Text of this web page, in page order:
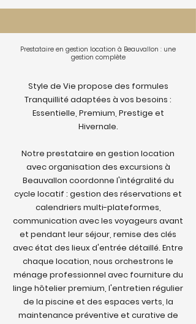
Prestataire en gestion location à Beauvallon : une
gestion complète
Style de Vie propose des formules
Tranquillité adaptées à vos besoins :
Essentielle, Premium, Prestige et
Hivernale.
Notre prestataire en gestion location
avec organisation des excursions à
Beauvallon coordonne l'intégralité du
cycle locatif : gestion des réservations et
calendriers multi-plateformes,
communication avec les voyageurs avant
et pendant leur séjour, remise des clés
avec état des lieux d'entrée détaillé. Entre
chaque location, nous orchestrons le
ménage professionnel avec fourniture du
linge hôtelier premium, l'entretien régulier
de la piscine et des espaces verts, la
maintenance préventive et curative de